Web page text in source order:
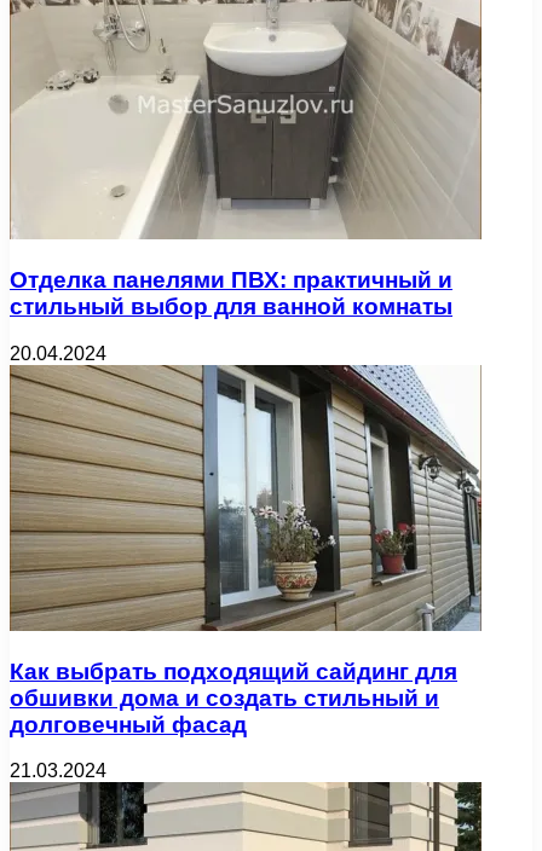
Отделка панелями ПВХ: практичный и
стильный выбор для ванной комнаты
20.04.2024
Как выбрать подходящий сайдинг для
обшивки дома и создать стильный и
долговечный фасад
21.03.2024